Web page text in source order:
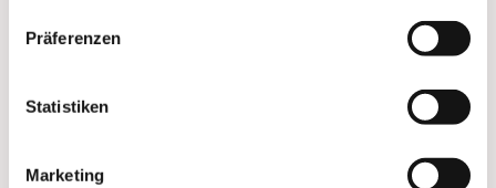
Präferenzen
Statistiken
Marketing